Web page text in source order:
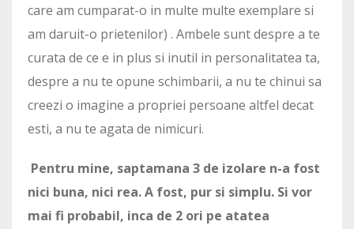
care am cumparat-o in multe multe exemplare si
am daruit-o prietenilor) . Ambele sunt despre a te
curata de ce e in plus si inutil in personalitatea ta,
despre a nu te opune schimbarii, a nu te chinui sa
creezi o imagine a propriei persoane altfel decat
esti, a nu te agata de nimicuri.
Pentru mine, saptamana 3 de izolare n-a fost
nici buna, nici rea. A fost, pur si simplu. Si vor
mai fi probabil, inca de 2 ori pe atatea